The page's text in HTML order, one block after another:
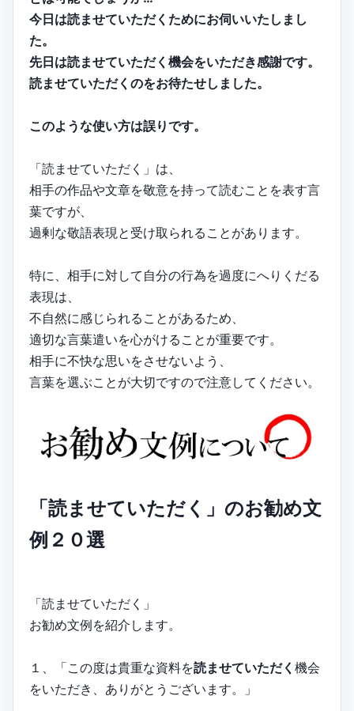
今日は読ませていただくためにお伺いいたしまし
た。
先日は読ませていただく機会をいただき感謝です。
読ませていただくのをお待たせしました。
このような使い方は誤りです。
「読ませていただく」は、
相手の作品や文章を敬意を持って読むことを表す言
葉ですが、
過剰な敬語表現と受け取られることがあります。
特に、相手に対して自分の行為を過度にへりくだる
表現は、
不自然に感じられることがあるため、
適切な言葉遣いを心がけることが重要です。
相手に不快な思いをさせないよう、
言葉を選ぶことが大切ですので注意してください。
「読ませていただく」のお勧め文
例２０選
「読ませていただく」
お勧め文例を紹介します。
１、「この度は貴重な資料を読ませていただく 機会
をいただき、ありがとうございます。」